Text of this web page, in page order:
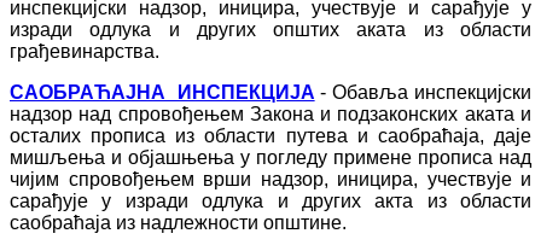
инспекцијски надзор, иницира, учествује и сарађује у
изради одлука и других општих аката из области
грађевинарства.
САОБРАЋАЈНА ИНСПЕКЦИЈА - Обавља инспекцијски
надзор над спровођењем Закона и подзаконских аката и
осталих прописа из области путева и саобраћаја, даје
мишљења и објашњења у погледу примене прописа над
чијим спровођењем врши надзор, иницира, учествује и
сарађује у изради одлука и других акта из области
саобраћаја из надлежности општине.